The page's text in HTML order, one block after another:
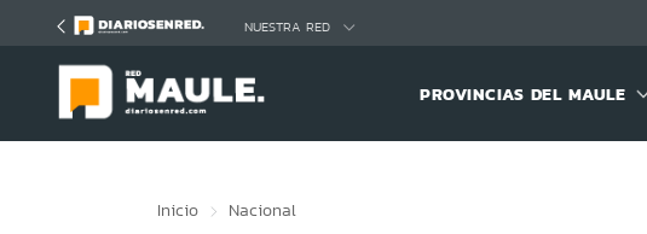
NUESTRA RED
PROVINCIAS DEL MAULE
Inicio Nacional